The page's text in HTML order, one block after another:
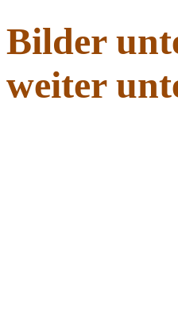
Bilder
weiter